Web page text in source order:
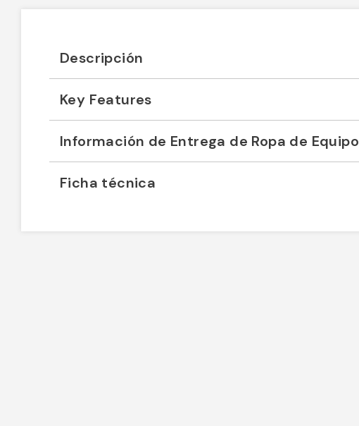
Descripción
Key Features
Información de Entrega de Ropa de Equipo
Ficha técnica